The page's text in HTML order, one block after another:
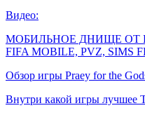
Видео:
МОБИЛЬНОЕ ДНИЩЕ ОТ
FIFA MOBILE, PVZ, SIMS
Обзор игры Praey for the
Внутри какой игры лучшее